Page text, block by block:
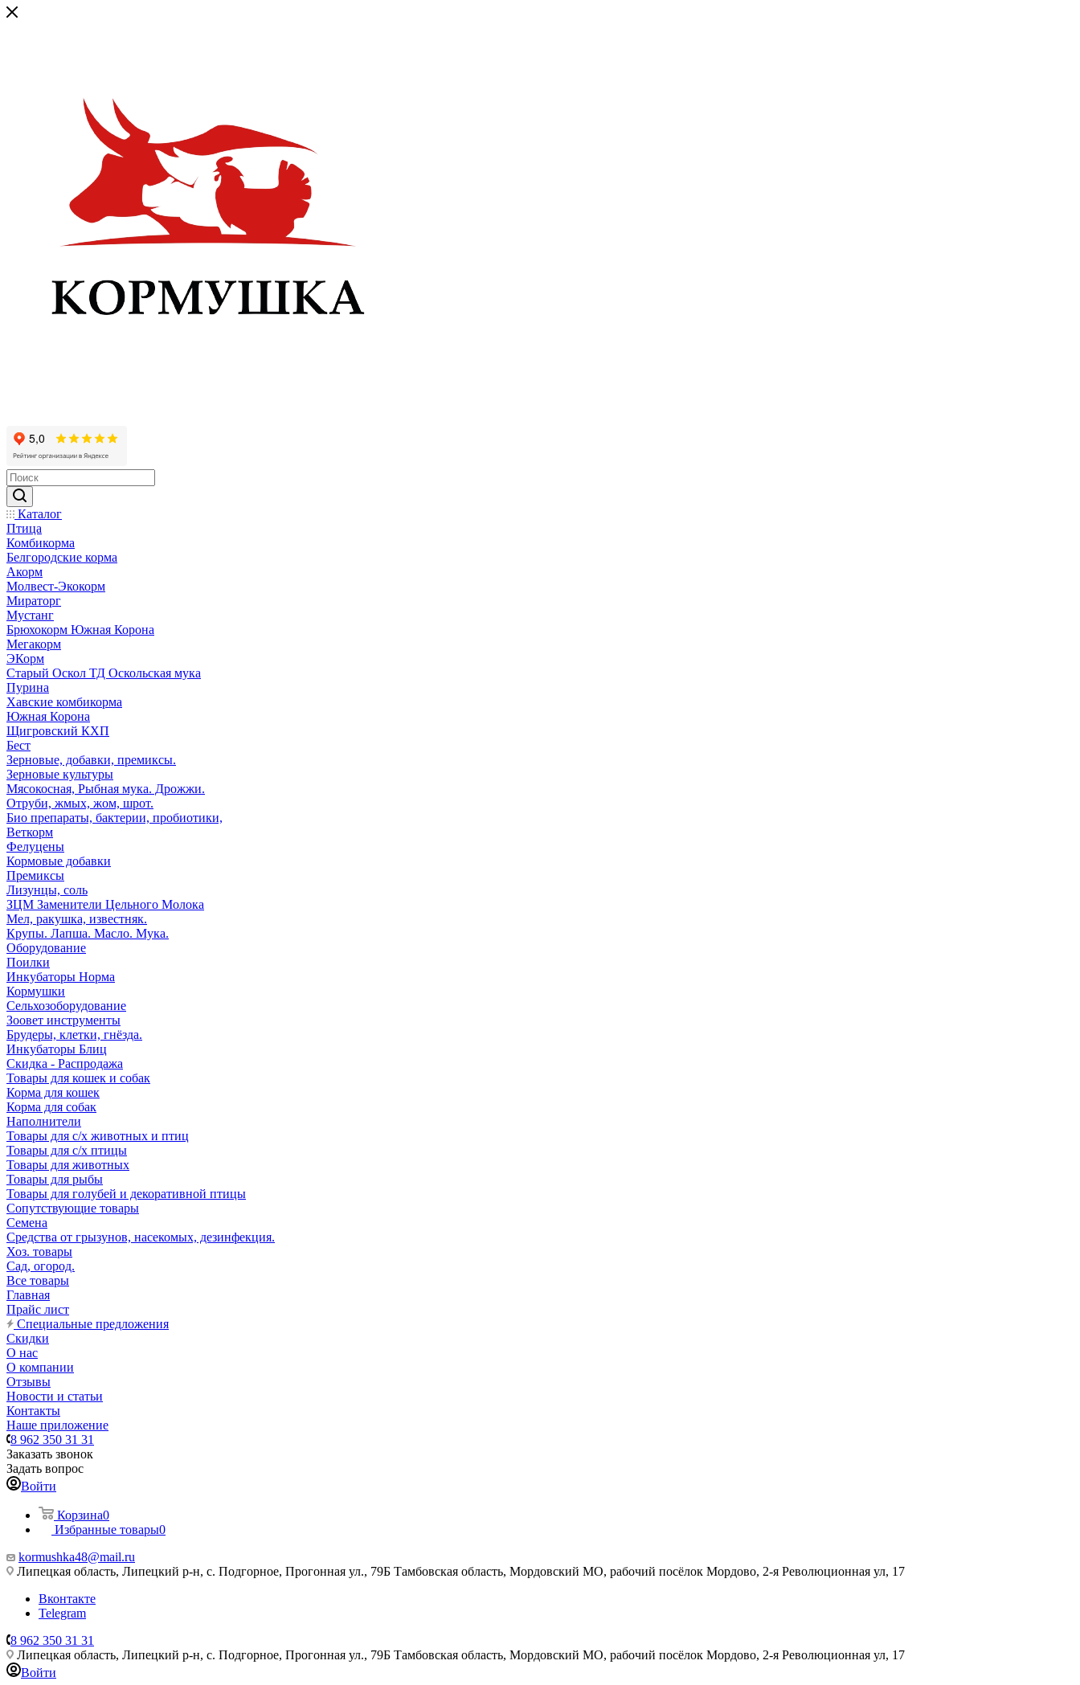
Каталог
Птица
Комбикорма
Белгородские корма
Акорм
Молвест-Экокорм
Мираторг
Мустанг
Брюхокорм Южная Корона
Мегакорм
ЭКорм
Старый Оскол ТД Оскольская мука
Пурина
Хавские комбикорма
Южная Корона
Щигровский КХП
Бест
Зерновые, добавки, премиксы.
Зерновые культуры
Мясокосная, Рыбная мука. Дрожжи.
Отруби, жмых, жом, шрот.
Био препараты, бактерии, пробиотики,
Веткорм
Фелуцены
Кормовые добавки
Премиксы
Лизунцы, соль
ЗЦМ Заменители Цельного Молока
Мел, ракушка, известняк.
Крупы. Лапша. Масло. Мука.
Оборудование
Поилки
Инкубаторы Норма
Кормушки
Сельхозоборудование
Зоовет инструменты
Брудеры, клетки, гнёзда.
Инкубаторы Блиц
Скидка - Распродажа
Товары для кошек и собак
Корма для кошек
Корма для собак
Наполнители
Товары для с/х животных и птиц
Товары для с/х птицы
Товары для животных
Товары для рыбы
Товары для голубей и декоративной птицы
Сопутствующие товары
Семена
Средства от грызунов, насекомых, дезинфекция.
Хоз. товары
Сад, огород.
Все товары
Главная
Прайс лист
Специальные предложения
Скидки
О нас
О компании
Отзывы
Новости и статьи
Контакты
Наше приложение
8 962 350 31 31
Заказать звонок
Задать вопрос
Войти
Корзина0
Избранные товары0
kormushka48@mail.ru
Липецкая область, Липецкий р-н, с. Подгорное, Прогонная ул., 79Б Тамбовская область, Мордовский МО, рабочий посёлок Мордово, 2-я Революционная ул, 17
Вконтакте
Telegram
8 962 350 31 31
Липецкая область, Липецкий р-н, с. Подгорное, Прогонная ул., 79Б Тамбовская область, Мордовский МО, рабочий посёлок Мордово, 2-я Революционная ул, 17
Войти